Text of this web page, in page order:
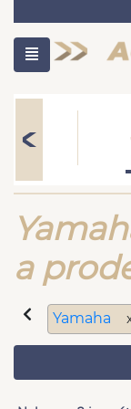
a
Yamaha